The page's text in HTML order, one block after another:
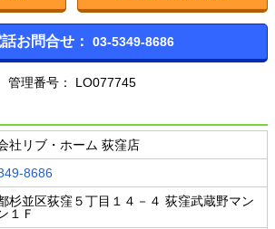
お問合せ： 03-5349-8686
管理番号： LO077745
社リブ・ホーム 荻窪店
8686
杉並区荻窪５丁目１４－４ 荻窪武蔵野マン
１Ｆ